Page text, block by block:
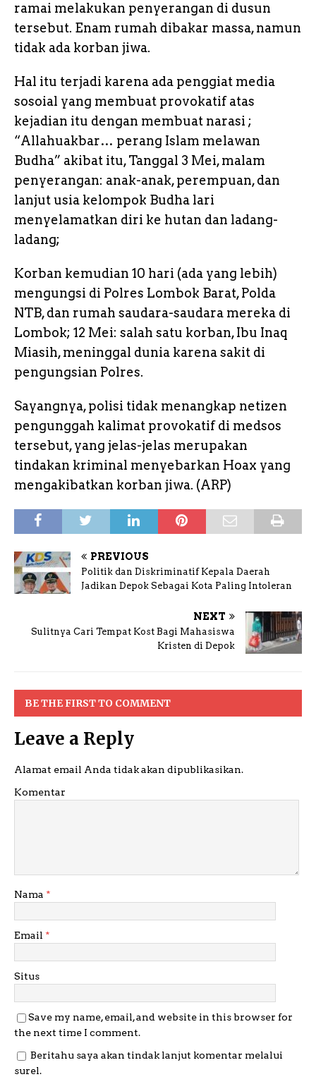
ramai melakukan penyerangan di dusun
tersebut. Enam rumah dibakar massa, namun
tidak ada korban jiwa.
Hal itu terjadi karena ada penggiat media
sosoial yang membuat provokatif atas
kejadian itu dengan membuat narasi ;
“Allahuakbar… perang Islam melawan
Budha” akibat itu, Tanggal 3 Mei, malam
penyerangan: anak-anak, perempuan, dan
lanjut usia kelompok Budha lari
menyelamatkan diri ke hutan dan ladang-
ladang;
Korban kemudian 10 hari (ada yang lebih)
mengungsi di Polres Lombok Barat, Polda
NTB, dan rumah saudara-saudara mereka di
Lombok; 12 Mei: salah satu korban, Ibu Inaq
Miasih, meninggal dunia karena sakit di
pengungsian Polres.
Sayangnya, polisi tidak menangkap netizen
pengunggah kalimat provokatif di medsos
tersebut, yang jelas-jelas merupakan
tindakan kriminal menyebarkan Hoax yang
mengakibatkan korban jiwa. (ARP)
PREVIOUS
Politik dan Diskriminatif Kepala Daerah
Jadikan Depok Sebagai Kota Paling Intoleran
NEXT
Sulitnya Cari Tempat Kost Bagi Mahasiswa
Kristen di Depok
BE THE FIRST TO COMMENT
Leave a Reply
Alamat email Anda tidak akan dipublikasikan.
Komentar
Nama *
Email *
Situs
Save my name, email, and website in this browser for
the next time I comment.
Beritahu saya akan tindak lanjut komentar melalui
surel.